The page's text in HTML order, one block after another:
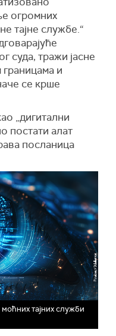
огромних
тајне службе.“
суда, тражи јасне
и
се крше
„дигитални
постати алат
посланица
тајних служби